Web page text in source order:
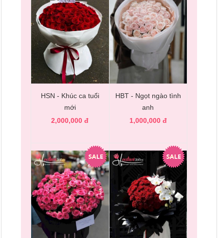
HSN - Khúc ca tuổi
mới
2,000,000 đ
HBT - Ngọt ngào tình
anh
1,000,000 đ